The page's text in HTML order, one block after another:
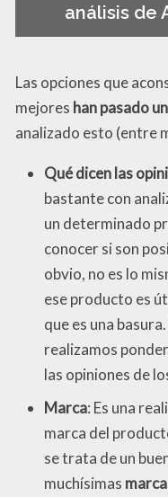
análisis de
Las opciones que
mejores han pasado
analizado esto (entre
Qué dicen las
bastante con
un determinado
conocer si son
obvio, no es lo
ese producto es
que es una
realizamos
las opiniones de
Marca: Es una
marca del
se trata de un
muchísimas